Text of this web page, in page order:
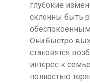
глубокие
склонны быть
Они быстро
становятся
интерес к
полностью